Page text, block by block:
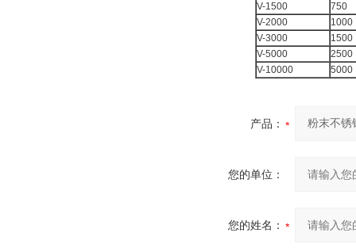
V-1500
750
V-2000
1000
V-3000
1500
V-5000
2500
V-10000
5000
产品：
您的单位：
您的姓名：